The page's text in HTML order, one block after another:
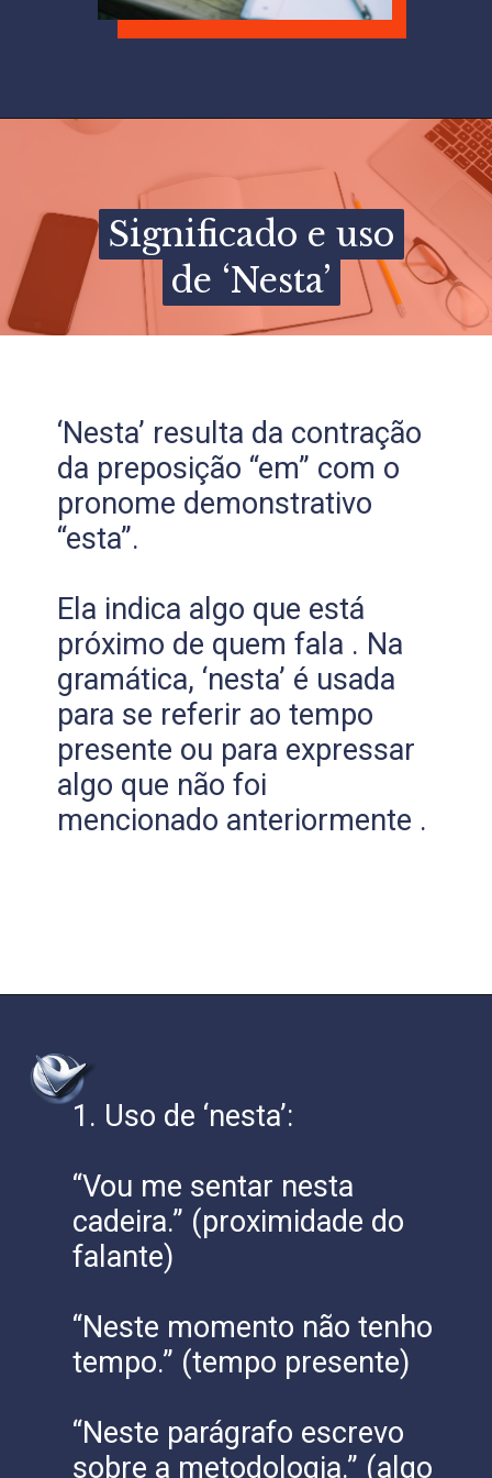
‘Nesta’ resulta da contração
da preposição “em” com o
pronome demonstrativo
“esta”.
Ela indica algo que está
próximo de quem fala . Na
gramática, ‘nesta’ é usada
para se referir ao tempo
presente ou para expressar
algo que não foi
mencionado anteriormente .
Significado e uso
de ‘Nesta’
Significado e uso
de ‘Nesta’
1. Uso de ‘nesta’:
“Vou me sentar nesta
cadeira.” (proximidade do
falante)
“Neste momento não tenho
tempo.” (tempo presente)
“Neste parágrafo escrevo
sobre a metodologia.” (algo